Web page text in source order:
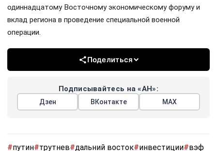
одиннадцатому Восточному экономическому форуму и
вклад региона в проведение специальной военной
операции.
Поделиться
Подписывайтесь на «АН»:
Дзен ВКонтакте МАХ
#путин#трутнев#дальний восток#инвестиции#вэф